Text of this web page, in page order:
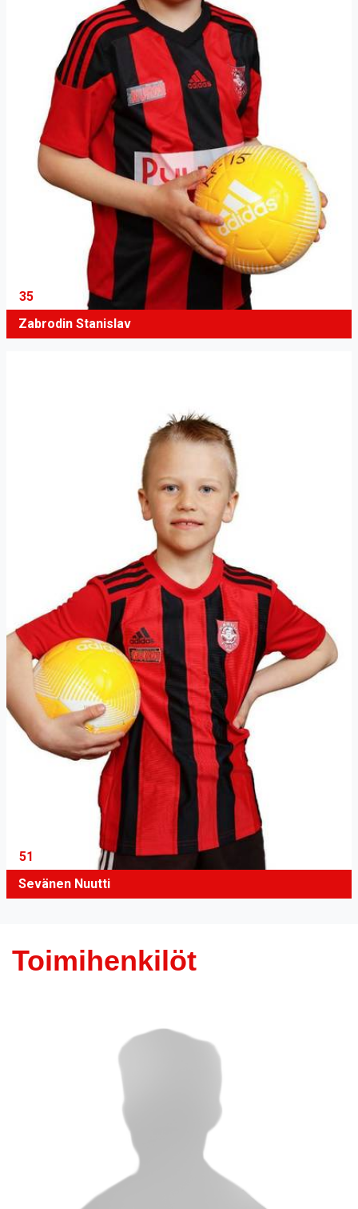
35
Zabrodin Stanislav
51
Sevänen Nuutti
Toimihenkilöt